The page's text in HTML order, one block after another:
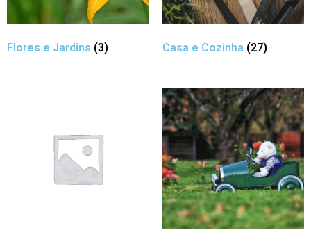
Flores e Jardins (3) Casa e Cozinha (27)